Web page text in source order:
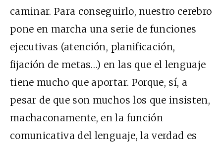
caminar. Para conseguirlo, nuestro cerebro
pone en marcha una serie de funciones
ejecutivas (atención, planificación,
fijación de metas…) en las que el lenguaje
tiene mucho que aportar. Porque, sí, a
pesar de que son muchos los que insisten,
machaconamente, en la función
comunicativa del lenguaje, la verdad es